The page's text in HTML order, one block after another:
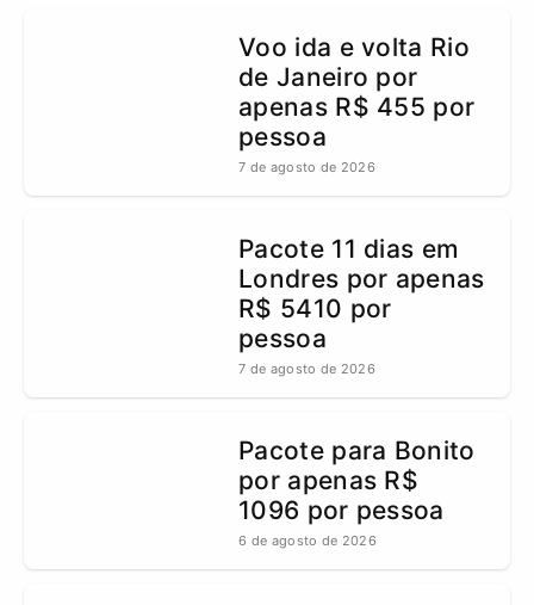
Voo ida e volta Rio
de Janeiro por
apenas R$ 455 por
pessoa
7 de agosto de 2026
Pacote 11 dias em
Londres por apenas
R$ 5410 por
pessoa
7 de agosto de 2026
Pacote para Bonito
por apenas R$
1096 por pessoa
6 de agosto de 2026